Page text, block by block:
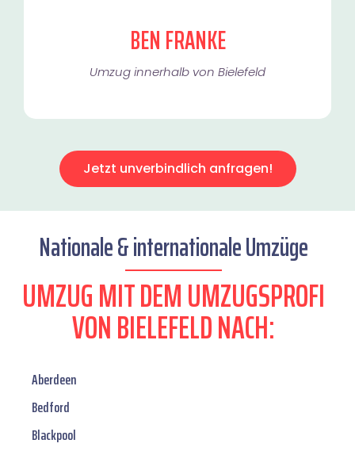
BEN FRANKE
Umzug innerhalb von Bielefeld​
Jetzt unverbindlich anfragen!
Nationale & internationale Umzüge
UMZUG MIT DEM UMZUGSPROFI
VON BIELEFELD NACH:
Aberdeen
Bedford
Blackpool